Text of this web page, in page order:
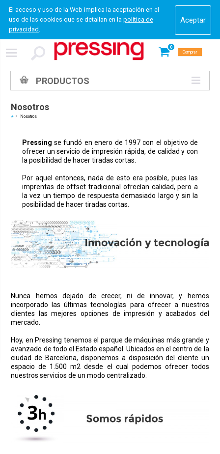
El acceso y uso de la Web implica la aceptación en el
uso de las cookies que se detallan en la politica de
privacidad .
0
Comprar
PRODUCTOS
Nosotros
Nosotros
Pressing se fundó en enero de 1997 con el objetivo de
ofrecer un servicio de impresión rápida, de calidad y con
la posibilidad de hacer tiradas cortas.
Por aquel entonces, nada de esto era posible, pues las
imprentas de offset tradicional ofrecían calidad, pero a
la vez un tiempo de respuesta demasiado largo y sin la
posibilidad de hacer tiradas cortas.
Nunca hemos dejado de crecer, ni de innovar, y hemos
incorporado las últimas tecnologías para ofrecer a nuestros
clientes las mejores opciones de impresión y acabados del
mercado.
Hoy, en Pressing tenemos el parque de máquinas más grande y
avanzado de todo el Estado español. Ubicados en el centro de la
ciudad de Barcelona, disponemos a disposición del cliente un
espacio de 1.500 m2 desde el cual podemos ofrecer todos
nuestros servicios de un modo centralizado.